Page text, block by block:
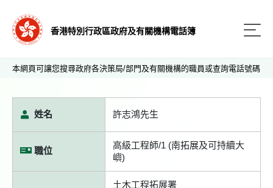
香港特別行政區政府及有關機構電話簿
本網頁可讓您搜尋政府各決策局/部門及有關機構的職員或查詢電話號碼
姓名 許志鴻先生
職位
高級工程師/1 (南拓展及可持續大
嶼)
土木工程拓展署